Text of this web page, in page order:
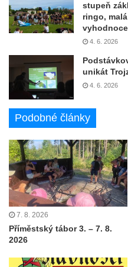
stupeň
ringo,
4. 6. 2026
unikát
4. 6. 2026
Podobné články
7. 8. 2026
Příměstský tábor 3. – 7. 8.
2026